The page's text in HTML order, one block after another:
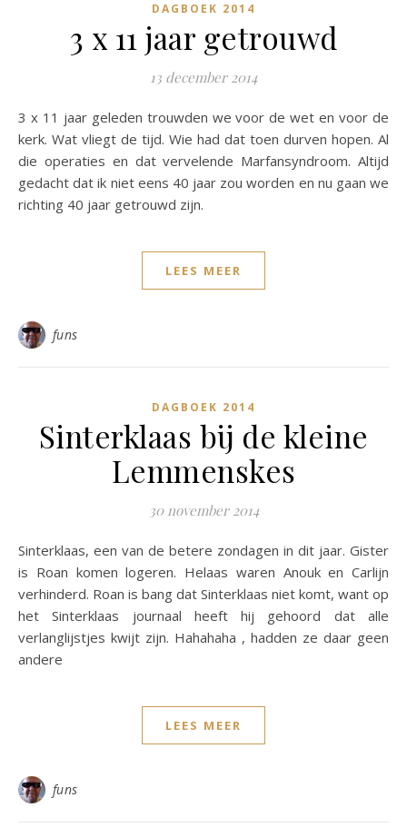
DAGBOEK 2014
3 x 11 jaar getrouwd
13 december 2014
3 x 11 jaar geleden trouwden we voor de wet en voor de
kerk. Wat vliegt de tijd. Wie had dat toen durven hopen. Al
die operaties en dat vervelende Marfansyndroom. Altijd
gedacht dat ik niet eens 40 jaar zou worden en nu gaan we
richting 40 jaar getrouwd zijn.
LEES MEER
funs
DAGBOEK 2014
Sinterklaas bij de kleine
Lemmenskes
30 november 2014
Sinterklaas, een van de betere zondagen in dit jaar. Gister
is Roan komen logeren. Helaas waren Anouk en Carlijn
verhinderd. Roan is bang dat Sinterklaas niet komt, want op
het Sinterklaas journaal heeft hij gehoord dat alle
verlanglijstjes kwijt zijn. Hahahaha , hadden ze daar geen
andere
LEES MEER
funs